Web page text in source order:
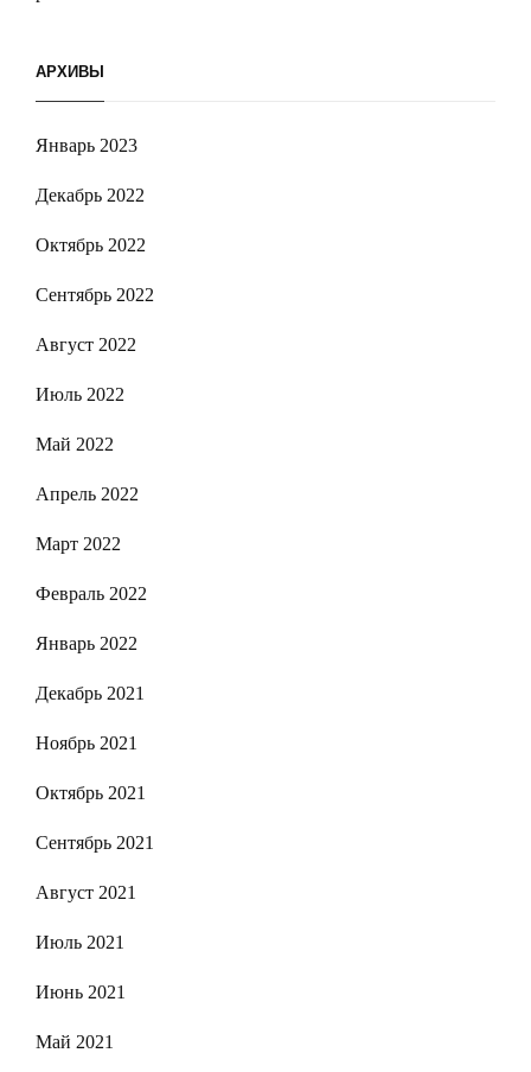
АРХИВЫ
Январь 2023
Декабрь 2022
Октябрь 2022
Сентябрь 2022
Август 2022
Июль 2022
Май 2022
Апрель 2022
Март 2022
Февраль 2022
Январь 2022
Декабрь 2021
Ноябрь 2021
Октябрь 2021
Сентябрь 2021
Август 2021
Июль 2021
Июнь 2021
Май 2021